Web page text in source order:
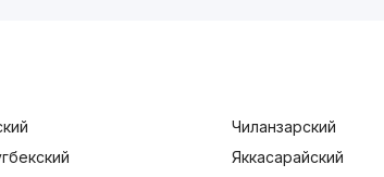
Чиланзарский
Яккасарайский